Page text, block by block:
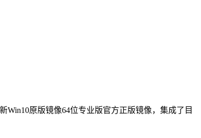
Win10原版镜像64位专业版官方正版镜像，集成了目